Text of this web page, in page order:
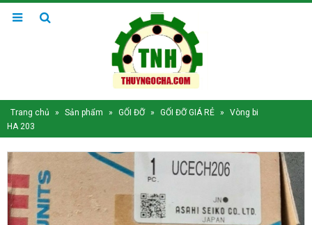
Trang chủ » Sản phẩm » GỐI ĐỠ » GỐI ĐỠ GIÁ RẺ »
Vòng bi
HA 203